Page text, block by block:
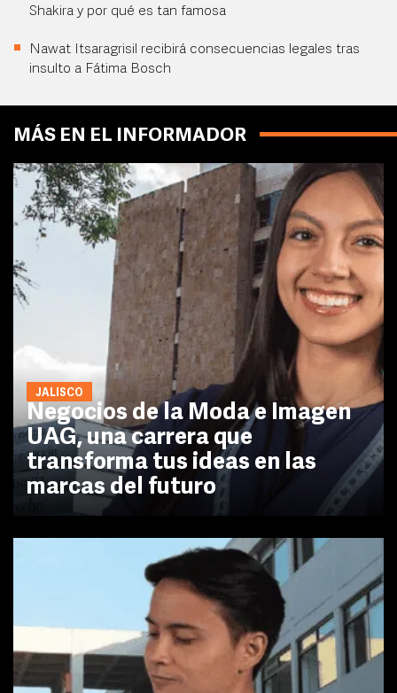
Shakira y por qué es tan famosa
Nawat Itsaragrisil recibirá consecuencias legales tras
insulto a Fátima Bosch
MÁS EN EL INFORMADOR
JALISCO
Negocios de la Moda e Imagen
UAG, una carrera que
transforma tus ideas en las
marcas del futuro